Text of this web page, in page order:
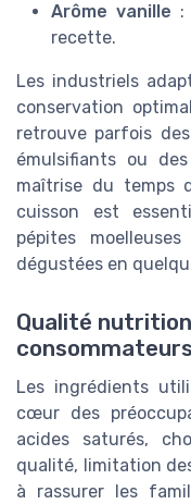
Arôme vanille :
recette.
Les industriels
conservation
retrouve parfois
émulsifiants ou
maîtrise du temps
cuisson est
pépites
dégustées en
Qualité
consommateurs
Les ingrédients
cœur des
acides saturés,
qualité, limitation
à rassurer les